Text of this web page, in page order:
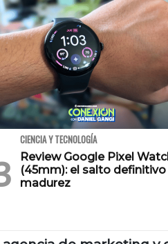
CIENCIA Y TECNOLOGÍA
Review Google Pixel
(45mm): el salto definitivo
madurez